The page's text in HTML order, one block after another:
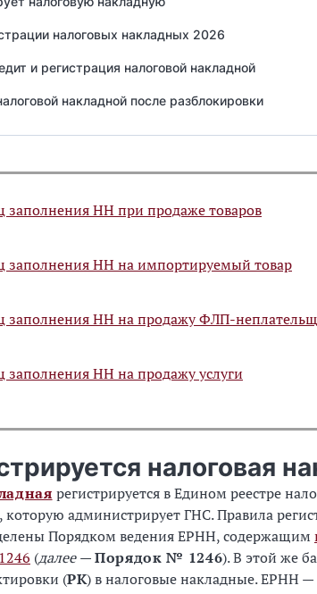
налоговых накладных 2026
и регистрация налоговой накладной
накладной после разблокировки
заполнения НН при продаже товаров
заполнения НН на импортируемый товар
заполнения НН на продажу ФЛП-
заполнения НН на продажу услуги
налоговая
регистрируется в Едином реестре
которую администрирует ГНС. Правила
Порядком ведения ЕРНН, содержащим
(далее—Порядок № 1246). В этой же
(РК) в налоговые накладные. ЕРНН —